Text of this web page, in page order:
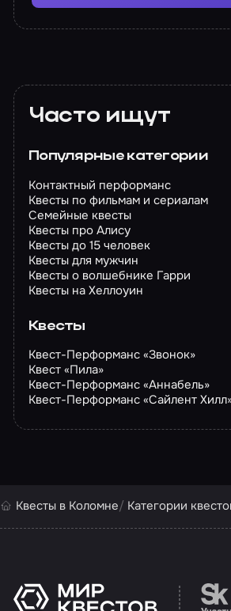
Часто ищут
Популярные категории
Контактный перформанс
Квесты по фильмам и сериалам
Семейные квесты
Квесты про Алису
Квесты до 15 человек
Квесты для мужчин
Квесты о волшебнике Гарри
Квесты на Хеллоуин
Квесты
Квест-Перформанс «Звонок»
Квест «Пила»
Квест-Перформанс «Аннабель»
Квест-Перформанс «Сайлент
Квесты в Коломне Категории